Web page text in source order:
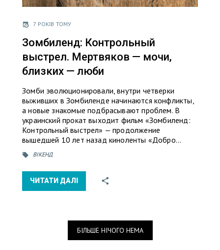
7 РОКІВ ТОМУ
Зомбиленд: Контрольный
выстрел. Мертвяков — мочи,
близких — люби
Зомби эволюционировали, внутри четверки
выживших в Зомбиленде начинаются конфликты,
а новые знакомые подбрасывают проблем. В
украинский прокат выходит фильм «Зомбиленд:
Контрольный выстрел» — продолжение
вышедшей 10 лет назад киноленты «Добро…
ВІКЕНД
ЧИТАТИ ДАЛІ
БІЛЬШЕ НІЧОГО НЕМА